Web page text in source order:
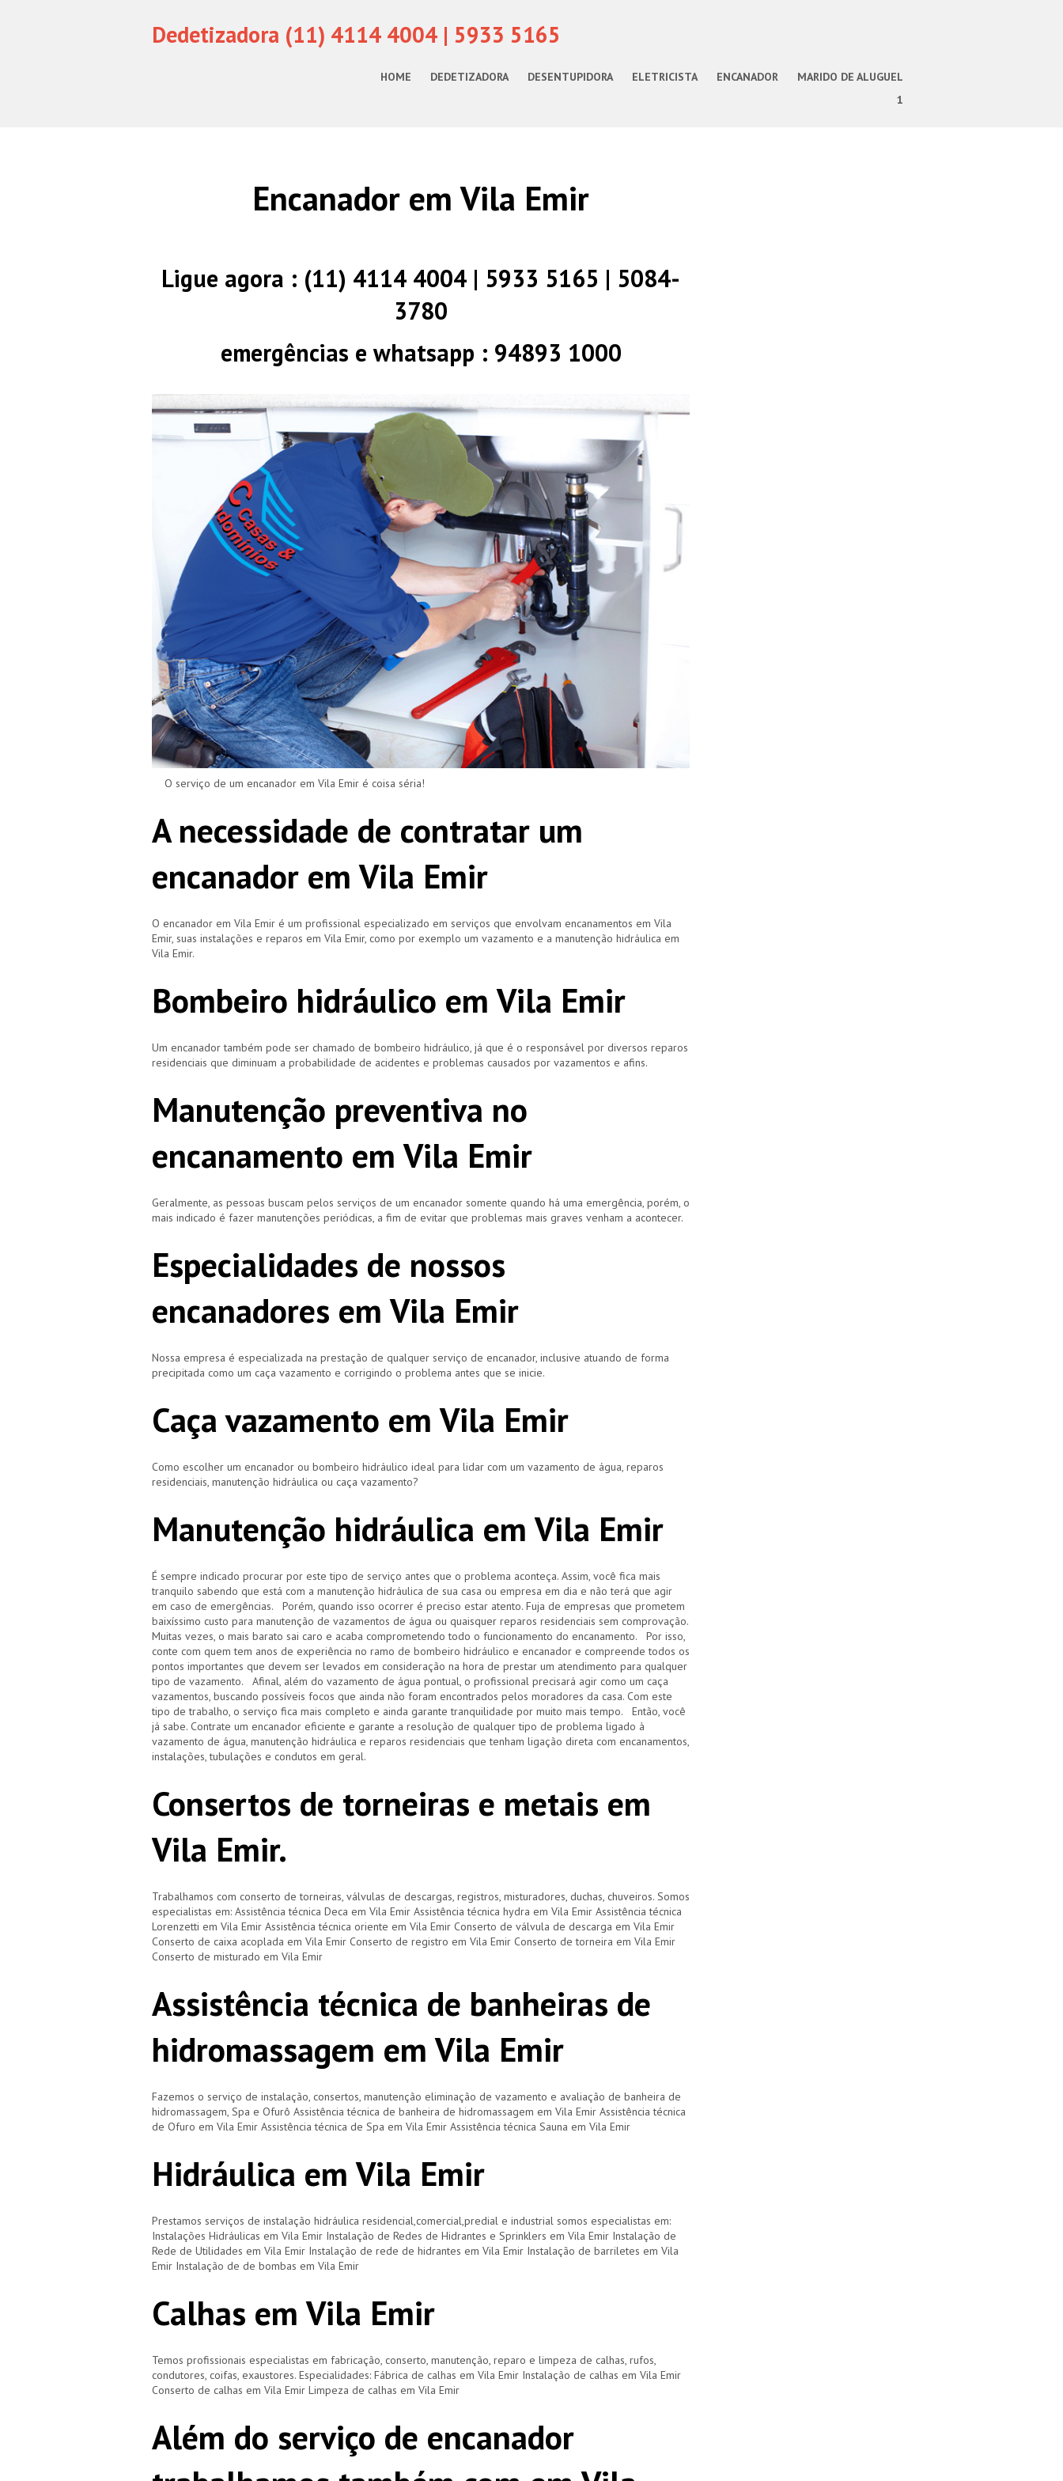
Dedetizadora (11) 4114 4004 | 5933 5165
HOME DEDETIZADORA DESENTUPIDORA ELETRICISTA ENCANADOR
MARIDO DE ALUGUEL
1
Encanador em Vila Emir
Ligue agora : (11) 4114 4004 | 5933 5165 | 5084-
3780
emergências e whatsapp : 94893 1000
O serviço de um encanador em Vila Emir é coisa séria!
A necessidade de contratar um
encanador em Vila Emir
O encanador em Vila Emir é um profissional especializado em serviços que envolvam encanamentos em Vila
Emir, suas instalações e reparos em Vila Emir, como por exemplo um vazamento e a manutenção hidráulica em
Vila Emir.
Bombeiro hidráulico em Vila Emir
Um encanador também pode ser chamado de bombeiro hidráulico, já que é o responsável por diversos reparos
residenciais que diminuam a probabilidade de acidentes e problemas causados por vazamentos e afins.
Manutenção preventiva no
encanamento em Vila Emir
Geralmente, as pessoas buscam pelos serviços de um encanador somente quando há uma emergência, porém, o
mais indicado é fazer manutenções periódicas, a fim de evitar que problemas mais graves venham a acontecer.
Especialidades de nossos
encanadores em Vila Emir
Nossa empresa é especializada na prestação de qualquer serviço de encanador, inclusive atuando de forma
precipitada como um caça vazamento e corrigindo o problema antes que se inicie.
Caça vazamento em Vila Emir
Como escolher um encanador ou bombeiro hidráulico ideal para lidar com um vazamento de água, reparos
residenciais, manutenção hidráulica ou caça vazamento?
Manutenção hidráulica em Vila Emir
É sempre indicado procurar por este tipo de serviço antes que o problema aconteça. Assim, você fica mais
tranquilo sabendo que está com a manutenção hidráulica de sua casa ou empresa em dia e não terá que agir
em caso de emergências. Porém, quando isso ocorrer é preciso estar atento. Fuja de empresas que prometem
baixíssimo custo para manutenção de vazamentos de água ou quaisquer reparos residenciais sem comprovação.
Muitas vezes, o mais barato sai caro e acaba comprometendo todo o funcionamento do encanamento. Por isso,
conte com quem tem anos de experiência no ramo de bombeiro hidráulico e encanador e compreende todos os
pontos importantes que devem ser levados em consideração na hora de prestar um atendimento para qualquer
tipo de vazamento. Afinal, além do vazamento de água pontual, o profissional precisará agir como um caça
vazamentos, buscando possíveis focos que ainda não foram encontrados pelos moradores da casa. Com este
tipo de trabalho, o serviço fica mais completo e ainda garante tranquilidade por muito mais tempo. Então, você
já sabe. Contrate um encanador eficiente e garante a resolução de qualquer tipo de problema ligado à
vazamento de água, manutenção hidráulica e reparos residenciais que tenham ligação direta com encanamentos,
instalações, tubulações e condutos em geral.
Consertos de torneiras e metais em
Vila Emir.
Trabalhamos com conserto de torneiras, válvulas de descargas, registros, misturadores, duchas, chuveiros. Somos
especialistas em: Assistência técnica Deca em Vila Emir Assistência técnica hydra em Vila Emir Assistência técnica
Lorenzetti em Vila Emir Assistência técnica oriente em Vila Emir Conserto de válvula de descarga em Vila Emir
Conserto de caixa acoplada em Vila Emir Conserto de registro em Vila Emir Conserto de torneira em Vila Emir
Conserto de misturado em Vila Emir
Assistência técnica de banheiras de
hidromassagem em Vila Emir
Fazemos o serviço de instalação, consertos, manutenção eliminação de vazamento e avaliação de banheira de
hidromassagem, Spa e Ofurô Assistência técnica de banheira de hidromassagem em Vila Emir Assistência técnica
de Ofuro em Vila Emir Assistência técnica de Spa em Vila Emir Assistência técnica Sauna em Vila Emir
Hidráulica em Vila Emir
Prestamos serviços de instalação hidráulica residencial,comercial,predial e industrial somos especialistas em:
Instalações Hidráulicas em Vila Emir Instalação de Redes de Hidrantes e Sprinklers em Vila Emir Instalação de
Rede de Utilidades em Vila Emir Instalação de rede de hidrantes em Vila Emir Instalação de barriletes em Vila
Emir Instalação de de bombas em Vila Emir
Calhas em Vila Emir
Temos profissionais especialistas em fabricação, conserto, manutenção, reparo e limpeza de calhas, rufos,
condutores, coifas, exaustores. Especialidades: Fábrica de calhas em Vila Emir Instalação de calhas em Vila Emir
Conserto de calhas em Vila Emir Limpeza de calhas em Vila Emir
Além do serviço de encanador